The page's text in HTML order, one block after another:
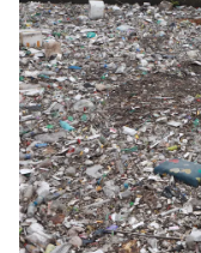
VTV Sức khoẻ
Thị trường 24h
VTV4